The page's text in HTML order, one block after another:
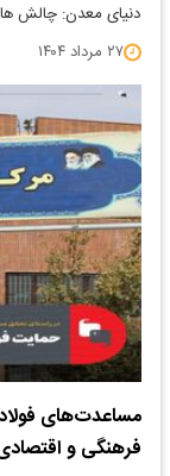
دنیای معدن: چالش
۲۷ مرداد ۱۴۰۴
مساعدت‌های
فرهنگی و